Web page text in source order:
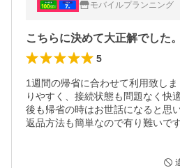
モバイルプランニング
こちらに決めて大正解でした。
5
1週間の帰省に合わせて利用致し
りやすく、接続状態も問題なく快
後も帰省の時はお世話になると思
返品方法も簡単なので有り難いです